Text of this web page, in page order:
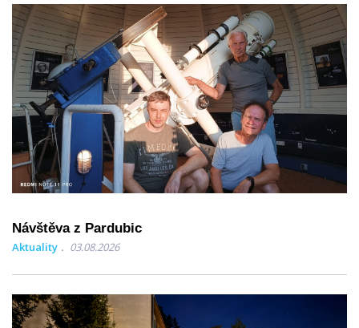
Návštěva z Pardubic
Aktuality 03.08.2026